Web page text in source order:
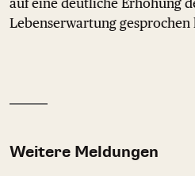
auf eine deutliche Erhöhung
Lebenserwartung gesprochen
Weitere Meldungen